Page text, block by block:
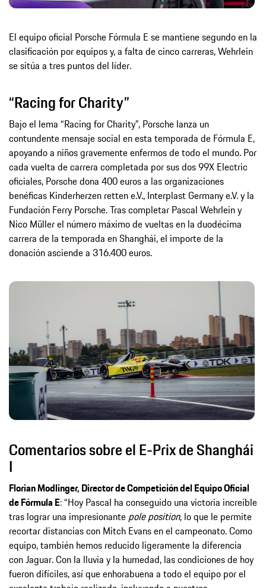
El equipo oficial Porsche Fórmula E se mantiene segundo en la
clasificación por equipos y, a falta de cinco carreras, Wehrlein
se sitúa a tres puntos del líder.
“Racing for Charity”
Bajo el lema “Racing for Charity”, Porsche lanza un
contundente mensaje social en esta temporada de Fórmula E,
apoyando a niños gravemente enfermos de todo el mundo. Por
cada vuelta de carrera completada por sus dos 99X Electric
oficiales, Porsche dona 400 euros a las organizaciones
benéficas Kinderherzen retten e.V., Interplast Germany e.V. y la
Fundación Ferry Porsche. Tras completar Pascal Wehrlein y
Nico Müller el número máximo de vueltas en la duodécima
carrera de la temporada en Shanghái, el importe de la
donación asciende a 316.400 euros.
Comentarios sobre el E-Prix de Shanghái
I
Florian Modlinger, Director de Competición del Equipo Oficial
de Fórmula E: “Hoy Pascal ha conseguido una victoria increíble
tras lograr una impresionante pole position, lo que le permite
recortar distancias con Mitch Evans en el campeonato. Como
equipo, también hemos reducido ligeramente la diferencia
con Jaguar. Con la lluvia y la humedad, las condiciones de hoy
fueron difíciles, así que enhorabuena a todo el equipo por el